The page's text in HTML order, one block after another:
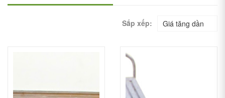
Sắp xếp: Giá tăng dần